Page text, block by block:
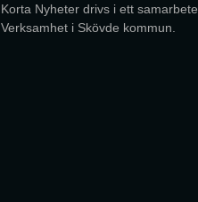
Korta Nyheter drivs i ett
Verksamhet i Skövde kommun.